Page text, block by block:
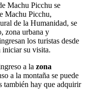
Machu Picchu se
Machu Picchu,
de la Humanidad, se
zona urbana y
los turistas desde
iniciar su visita.
a la zona
a la montaña se puede
también hay que adquirir